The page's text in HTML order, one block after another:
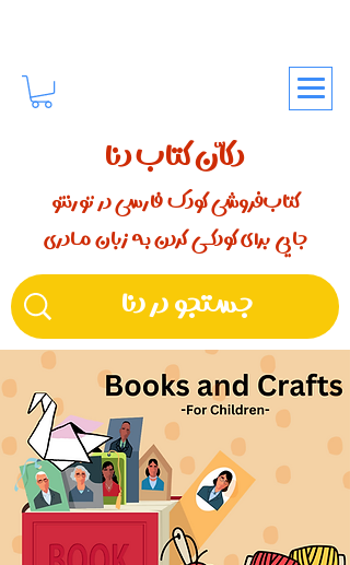
دکّان کتاب دنا
کتاب‌فروشی کودک فارسی در تورنتو
جایی برای کودکـــی کردن بـه زبان مـادری